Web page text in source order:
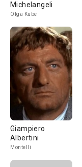
Michelangeli
Olga Kube
Giampiero
Albertini
Montelli